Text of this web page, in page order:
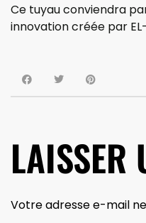
Ce tuyau conviendra
innovation créée par
LAISSER
Votre adresse e-mail